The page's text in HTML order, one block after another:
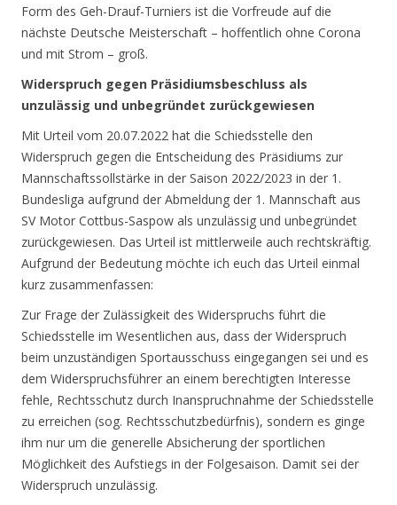
Form des Geh-Drauf-Turniers ist die Vorfreude auf die
nächste Deutsche Meisterschaft – hoffentlich ohne Corona
und mit Strom – groß.
Widerspruch gegen Präsidiumsbeschluss als
unzulässig und unbegründet zurückgewiesen
Mit Urteil vom 20.07.2022 hat die Schiedsstelle den
Widerspruch gegen die Entscheidung des Präsidiums zur
Mannschaftssollstärke in der Saison 2022/2023 in der 1.
Bundesliga aufgrund der Abmeldung der 1. Mannschaft aus
SV Motor Cottbus-Saspow als unzulässig und unbegründet
zurückgewiesen. Das Urteil ist mittlerweile auch rechtskräftig.
Aufgrund der Bedeutung möchte ich euch das Urteil einmal
kurz zusammenfassen:
Zur Frage der Zulässigkeit des Widerspruchs führt die
Schiedsstelle im Wesentlichen aus, dass der Widerspruch
beim unzuständigen Sportausschuss eingegangen sei und es
dem Widerspruchsführer an einem berechtigten Interesse
fehle, Rechtsschutz durch Inanspruchnahme der Schiedsstelle
zu erreichen (sog. Rechtsschutzbedürfnis), sondern es ginge
ihm nur um die generelle Absicherung der sportlichen
Möglichkeit des Aufstiegs in der Folgesaison. Damit sei der
Widerspruch unzulässig.